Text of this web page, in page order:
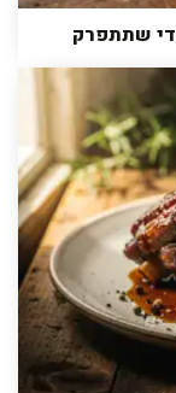
שתתפרק